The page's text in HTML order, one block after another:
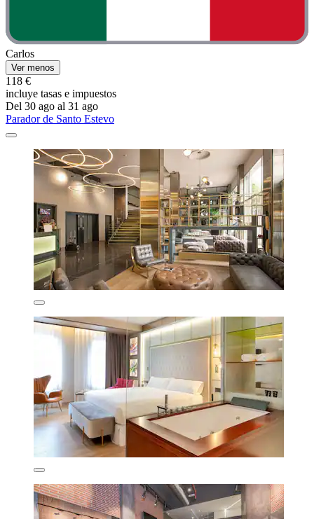
Carlos
Ver menos
118 €
incluye tasas e impuestos
Del 30 ago al 31 ago
Parador de Santo Estevo